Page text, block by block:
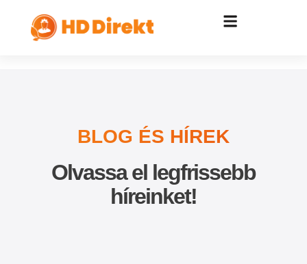
BLOG ÉS HÍREK
Olvassa el legfrissebb
híreinket!